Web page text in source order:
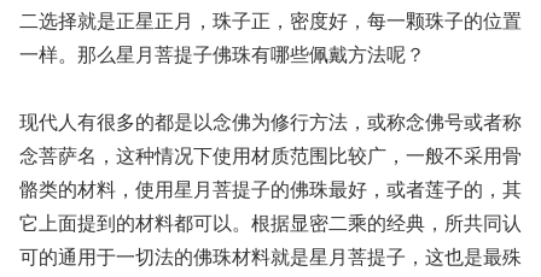
二选择就是正星正月，珠子正，密度好，每一颗珠子的位置
一样。那么星月菩提子佛珠有哪些佩戴方法呢？
现代人有很多的都是以念佛为修行方法，或称念佛号或者称
念菩萨名，这种情况下使用材质范围比较广，一般不采用骨
骼类的材料，使用星月菩提子的佛珠最好，或者莲子的，其
它上面提到的材料都可以。根据显密二乘的经典，所共同认
可的通用于一切法的佛珠材料就是星月菩提子，这也是最殊